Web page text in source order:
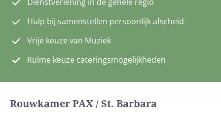
Hulp bij samenstellen persoonlijk afscheid
Vrije keuze van Muziek
Ruime keuze cateringsmogelijkheden
Rouwkamer PAX / St. Barbara